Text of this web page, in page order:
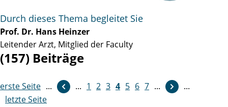
Durch dieses Thema begleitet Sie
Prof. Dr. Hans Heinzer
Leitender Arzt, Mitglied der Faculty
(157) Beiträge
erste Seite ... ... 1 2 3 4 5 6 7 ...
weiter
...
letzte Seite